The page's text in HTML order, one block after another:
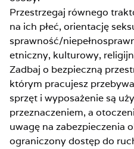
Przestrzegaj równego
na ich płeć, orientację
sprawność/
etniczny, kulturowy,
Zadbaj o bezpieczną
którym pracujesz
sprzęt i wyposażenie są
przeznaczeniem, a
uwagę na zabezpieczenia
ograniczony dostęp do